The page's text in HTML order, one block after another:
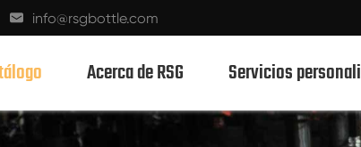
 info@rsgbottle.com
Acerca de RSG Servicios